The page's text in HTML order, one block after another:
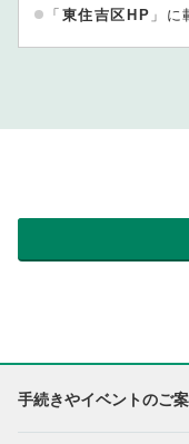
「 東住吉区HP 」
手続きやイベントのご